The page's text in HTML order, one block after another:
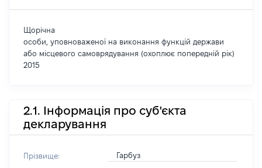
Щорічна
особи, уповноваженої на виконання функцій держави
або місцевого самоврядування (охоплює попередній рік)
2015
2.1. Інформація про суб'єкта
декларування
Прізвище: Гарбуз